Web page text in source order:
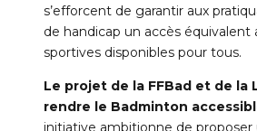
s’efforcent de garantir aux
de handicap un accès équivalent
sportives disponibles pour tous.
Le projet de la FFBad et de la
rendre le Badminton
initiative ambitionne de proposer